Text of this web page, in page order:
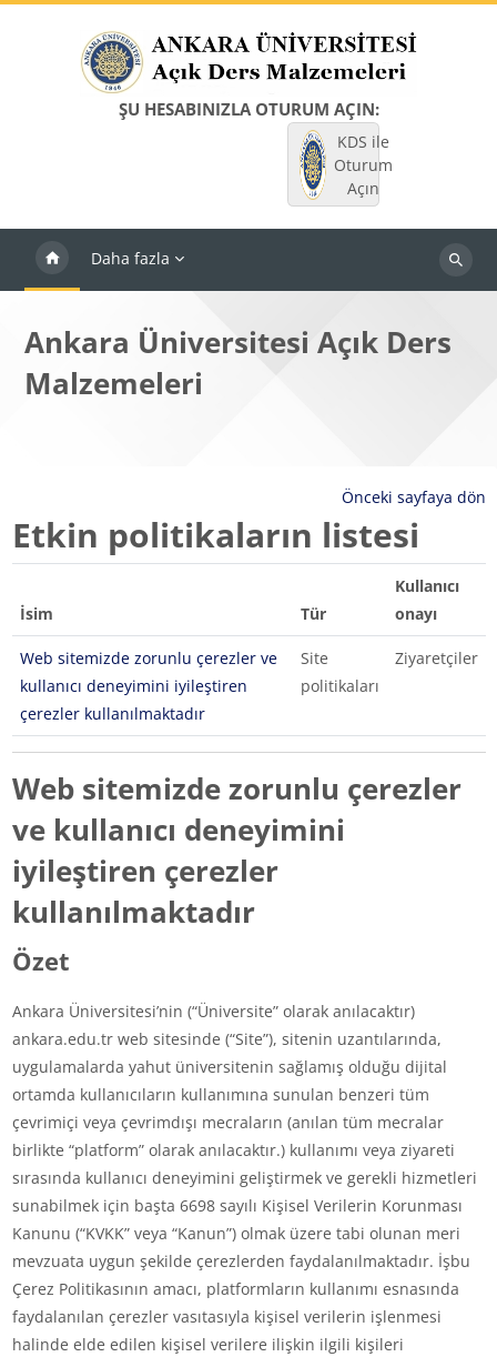
ŞU HESABINIZLA OTURUM AÇIN:
KDS ile
Oturum
Açın
Daha fazla
Dersleri
Ankara Üniversitesi Açık Ders
Malzemeleri
Önceki sayfaya dön
Etkin politikaların listesi
İsim Tür
Kullanıcı
onayı
Web sitemizde zorunlu çerezler ve
kullanıcı deneyimini iyileştiren
çerezler kullanılmaktadır
Site
politikaları
Ziyaretçiler
Web sitemizde zorunlu çerezler
ve kullanıcı deneyimini
iyileştiren çerezler
kullanılmaktadır
Özet
Ankara Üniversitesi’nin (“Üniversite” olarak anılacaktır)
ankara.edu.tr web sitesinde (“Site”), sitenin uzantılarında,
uygulamalarda yahut üniversitenin sağlamış olduğu dijital
ortamda kullanıcıların kullanımına sunulan benzeri tüm
çevrimiçi veya çevrimdışı mecraların (anılan tüm mecralar
birlikte “platform” olarak anılacaktır.) kullanımı veya ziyareti
sırasında kullanıcı deneyimini geliştirmek ve gerekli hizmetleri
sunabilmek için başta 6698 sayılı Kişisel Verilerin Korunması
Kanunu (“KVKK” veya “Kanun”) olmak üzere tabi olunan meri
mevzuata uygun şekilde çerezlerden faydalanılmaktadır. İşbu
Çerez Politikasının amacı, platformların kullanımı esnasında
faydalanılan çerezler vasıtasıyla kişisel verilerin işlenmesi
halinde elde edilen kişisel verilere ilişkin ilgili kişileri